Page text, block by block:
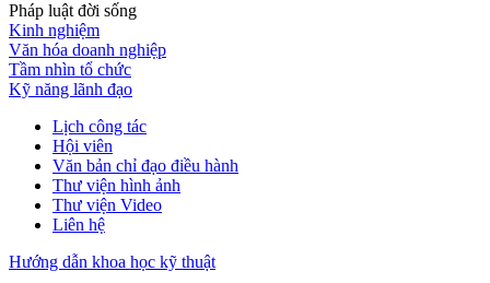
Pháp luật đời sống
Kinh nghiệm
Văn hóa doanh nghiệp
Tầm nhìn tổ chức
Kỹ năng lãnh đạo
Lịch công tác
Hội viên
Văn bản chỉ đạo điều hành
Thư viện hình ảnh
Thư viện Video
Liên hệ
Hướng dẫn khoa học kỹ thuật